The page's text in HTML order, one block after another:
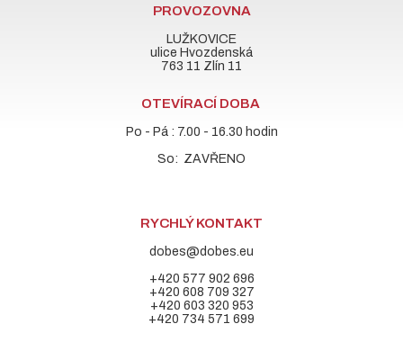
PROVOZOVNA
LUŽKOVICE
ulice Hvozdenská
763 11 Zlín 11
OTEVÍRACÍ DOBA
Po - Pá : 7.00 - 16.30 hodin
So: ZAVŘENO
RYCHLÝ KONTAKT
dobes@dobes.eu
+420 577 902 696
+420 608 709 327
+420 603 320 953
+420 734 571 699